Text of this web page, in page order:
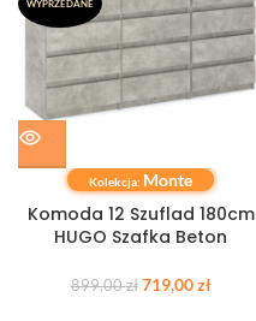
WYPRZEDANE
Kolekcja: Monte
Komoda 12 Szuflad 180cm
HUGO Szafka Beton
899,00zł 719,00zł